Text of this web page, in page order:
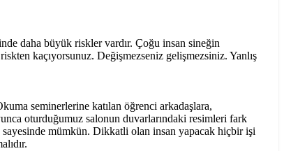
daha büyük riskler vardır. Çoğu insan sineğin
kaçıyorsunuz. Değişmezseniz gelişmezsiniz. Yanlış
seminerlerine katılan öğrenci arkadaşlara,
oturduğumuz salonun duvarlarındaki resimleri fark
mümkün. Dikkatli olan insan yapacak hiçbir işi